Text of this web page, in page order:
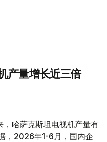
产量增长近三倍
，哈萨克斯坦电视机产量有
，2026年1-6月，国内企